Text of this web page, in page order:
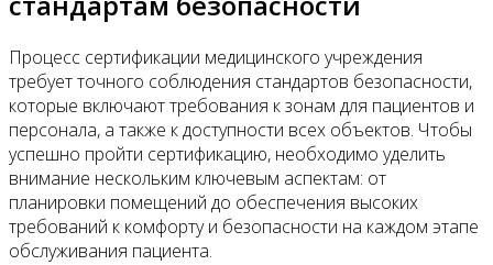
Процесс сертификации медицинского учреждения
требует точного соблюдения стандартов безопасности,
которые включают требования к зонам для пациентов и
персонала, а также к доступности всех объектов. Чтобы
успешно пройти сертификацию, необходимо уделить
внимание нескольким ключевым аспектам: от
планировки помещений до обеспечения высоких
требований к комфорту и безопасности на каждом этапе
обслуживания пациента.